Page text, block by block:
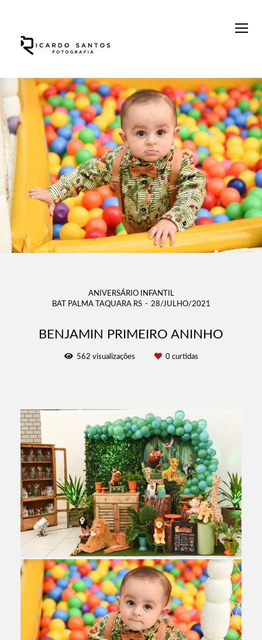
ANIVERSÁRIO INFANTIL
BAT PALMA TAQUARA RS
28/JULHO/2021
BENJAMIN PRIMEIRO ANINHO
562 visualizações 0curtidas